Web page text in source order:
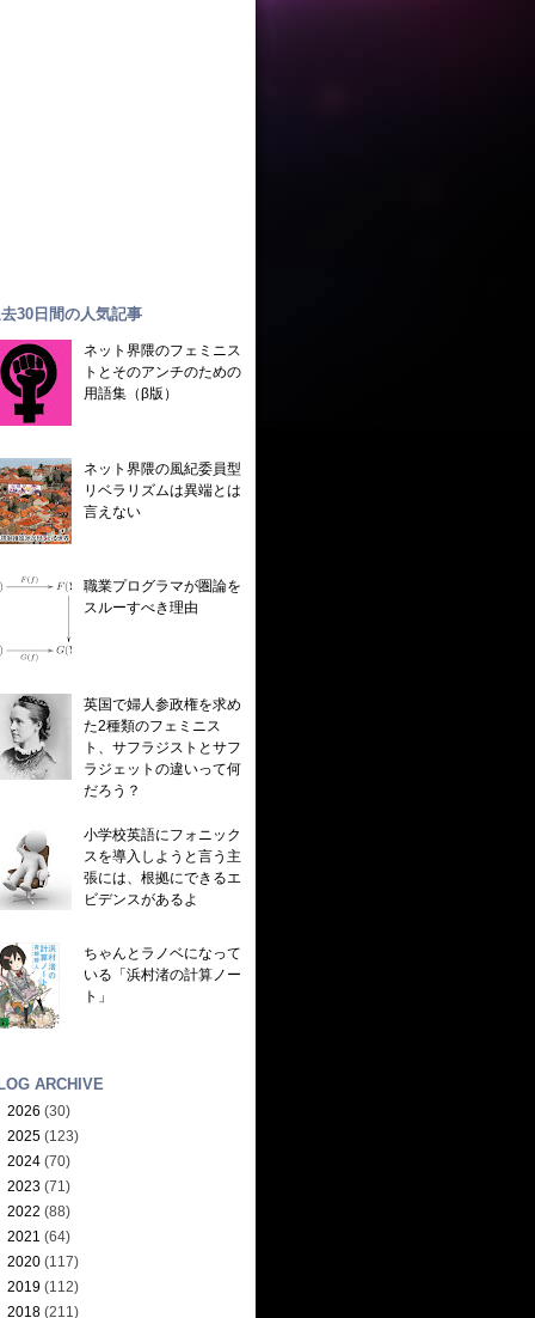
30日間の人気記事
ネット界隈のフェミニス
トとそのアンチのための
用語集（β版）
ネット界隈の風紀委員型
リベラリズムは異端とは
言えない
職業プログラマが圏論を
スルーすべき理由
英国で婦人参政権を求め
た2種類のフェミニス
ト、サフラジストとサフ
ラジェットの違いって何
だろう？
小学校英語にフォニック
スを導入しようと言う主
張には、根拠にできるエ
ビデンスがあるよ
ちゃんとラノベになって
いる「浜村渚の計算ノー
ト」
ARCHIVE
2026 (30)
2025 (123)
2024 (70)
2023 (71)
2022 (88)
2021 (64)
2020 (117)
2019 (112)
2018 (211)